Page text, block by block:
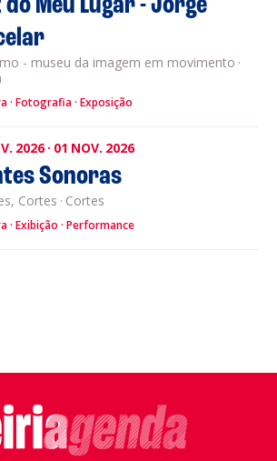
do Meu Lugar - Jorge
- museu da imagem em movimento ·
Fotografia Exposição
2026 · 01 NOV. 2026
Sonoras
Cortes · Cortes
Exibição Performance